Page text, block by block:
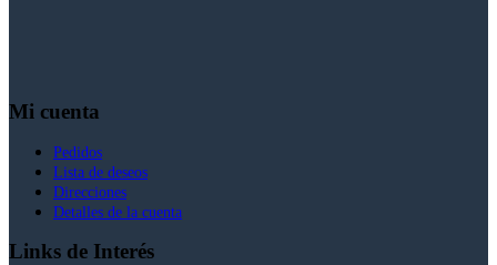
Mi cuenta
Pedidos
Lista de deseos
Direcciones
Detalles de la cuenta
Links de Interés